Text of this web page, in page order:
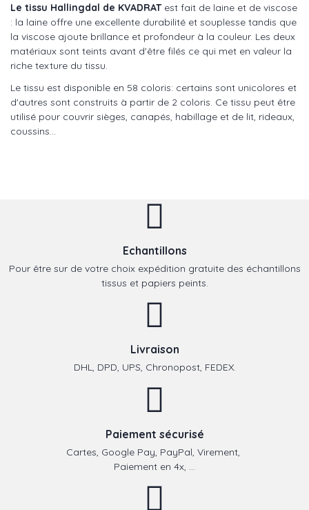
Le tissu Hallingdal de KVADRATest fait de laine et de viscose
: la laine offre une excellente durabilité et souplesse tandis que
la viscose ajoute brillance et profondeur à la couleur. Les deux
matériaux sont teints avant d'être filés ce qui met en valeur la
riche texture du tissu.
Le tissu est disponible en 58 coloris: certains sont unicolores et
d'autres sont construits à partir de 2 coloris. Ce tissu peut être
utilisé pour couvrir sièges, canapés, habillage et de lit, rideaux,
coussins...
Echantillons
Pour être sur de votre choix expédition gratuite des échantillons
tissus et papiers peints.
Livraison
DHL, DPD, UPS, Chronopost, FEDEX.
Paiement sécurisé
Cartes, Google Pay, PayPal, Virement,
Paiement en 4x, ...